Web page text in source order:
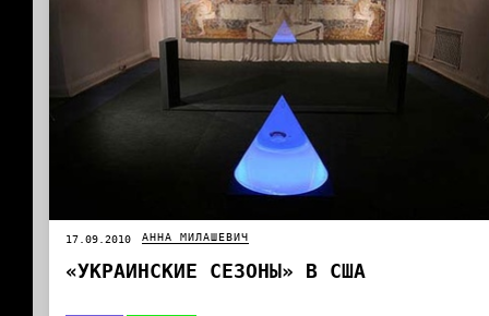
17.09.2010 АННА МИЛАШЕВИЧ
«УКРАИНСКИЕ СЕЗОНЫ» В США